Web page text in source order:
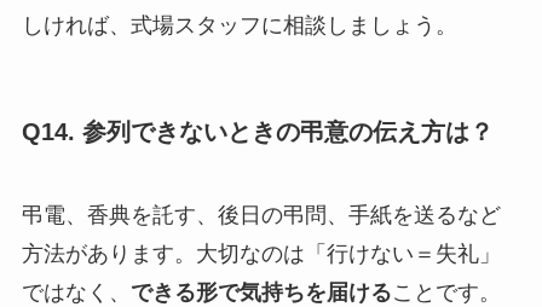
しければ、式場スタッフに相談しましょう。
Q14. 参列できないときの弔意の伝え方は？
弔電、香典を託す、後日の弔問、手紙を送るなど
方法があります。大切なのは「行けない＝失礼」
ではなく、 できる形で気持ちを届けることです。